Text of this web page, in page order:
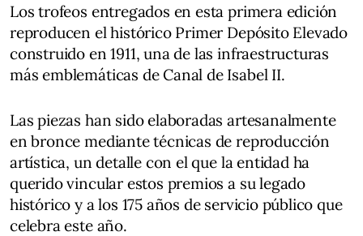
Los trofeos entregados en esta primera edición
reproducen el histórico Primer Depósito Elevado
construido en 1911, una de las infraestructuras
más emblemáticas de Canal de Isabel II.
Las piezas han sido elaboradas artesanalmente
en bronce mediante técnicas de reproducción
artística, un detalle con el que la entidad ha
querido vincular estos premios a su legado
histórico y a los 175 años de servicio público que
celebra este año.